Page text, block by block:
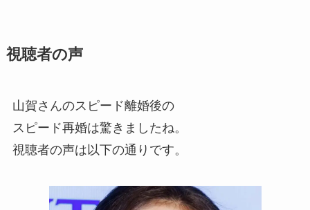
視聴者の声
山賀さんのスピード離婚後の
スピード再婚は驚きましたね。
視聴者の声は以下の通りです。